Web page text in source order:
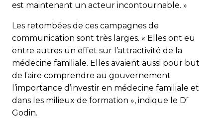
est maintenant un acteur incontournable. »
Les retombées de ces campagnes de
communication sont très larges. « Elles ont eu
entre autres un effet sur l’attractivité de la
médecine familiale. Elles avaient aussi pour but
de faire comprendre au gouvernement
l’importance d’investir en médecine familiale et
dans les milieux de formation », indique le Dr
Godin.